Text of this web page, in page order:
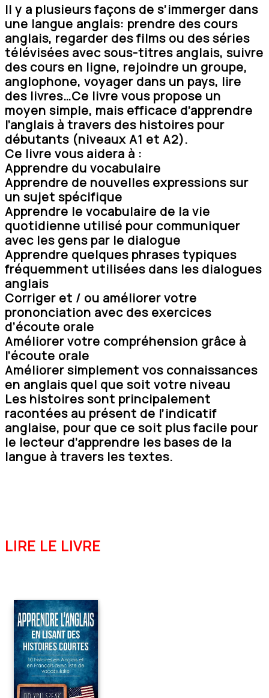
Il y a plusieurs façons de s’immerger dans
une langue anglais: prendre des cours
anglais, regarder des films ou des séries
télévisées avec sous-titres anglais, suivre
des cours en ligne, rejoindre un groupe,
anglophone, voyager dans un pays, lire
des livres…Ce livre vous propose un
moyen simple, mais efficace d’apprendre
l’anglais à travers des histoires pour
débutants (niveaux A1 et A2).
Ce livre vous aidera à :
Apprendre du vocabulaire
Apprendre de nouvelles expressions sur
un sujet spécifique
Apprendre le vocabulaire de la vie
quotidienne utilisé pour communiquer
avec les gens par le dialogue
Apprendre quelques phrases typiques
fréquemment utilisées dans les dialogues
anglais
Corriger et / ou améliorer votre
prononciation avec des exercices
d’écoute orale
Améliorer votre compréhension grâce à
l’écoute orale
Améliorer simplement vos connaissances
en anglais quel que soit votre niveau
Les histoires sont principalement
racontées au présent de l’indicatif
anglaise, pour que ce soit plus facile pour
le lecteur d’apprendre les bases de la
langue à travers les textes.
LIRE LE LIVRE